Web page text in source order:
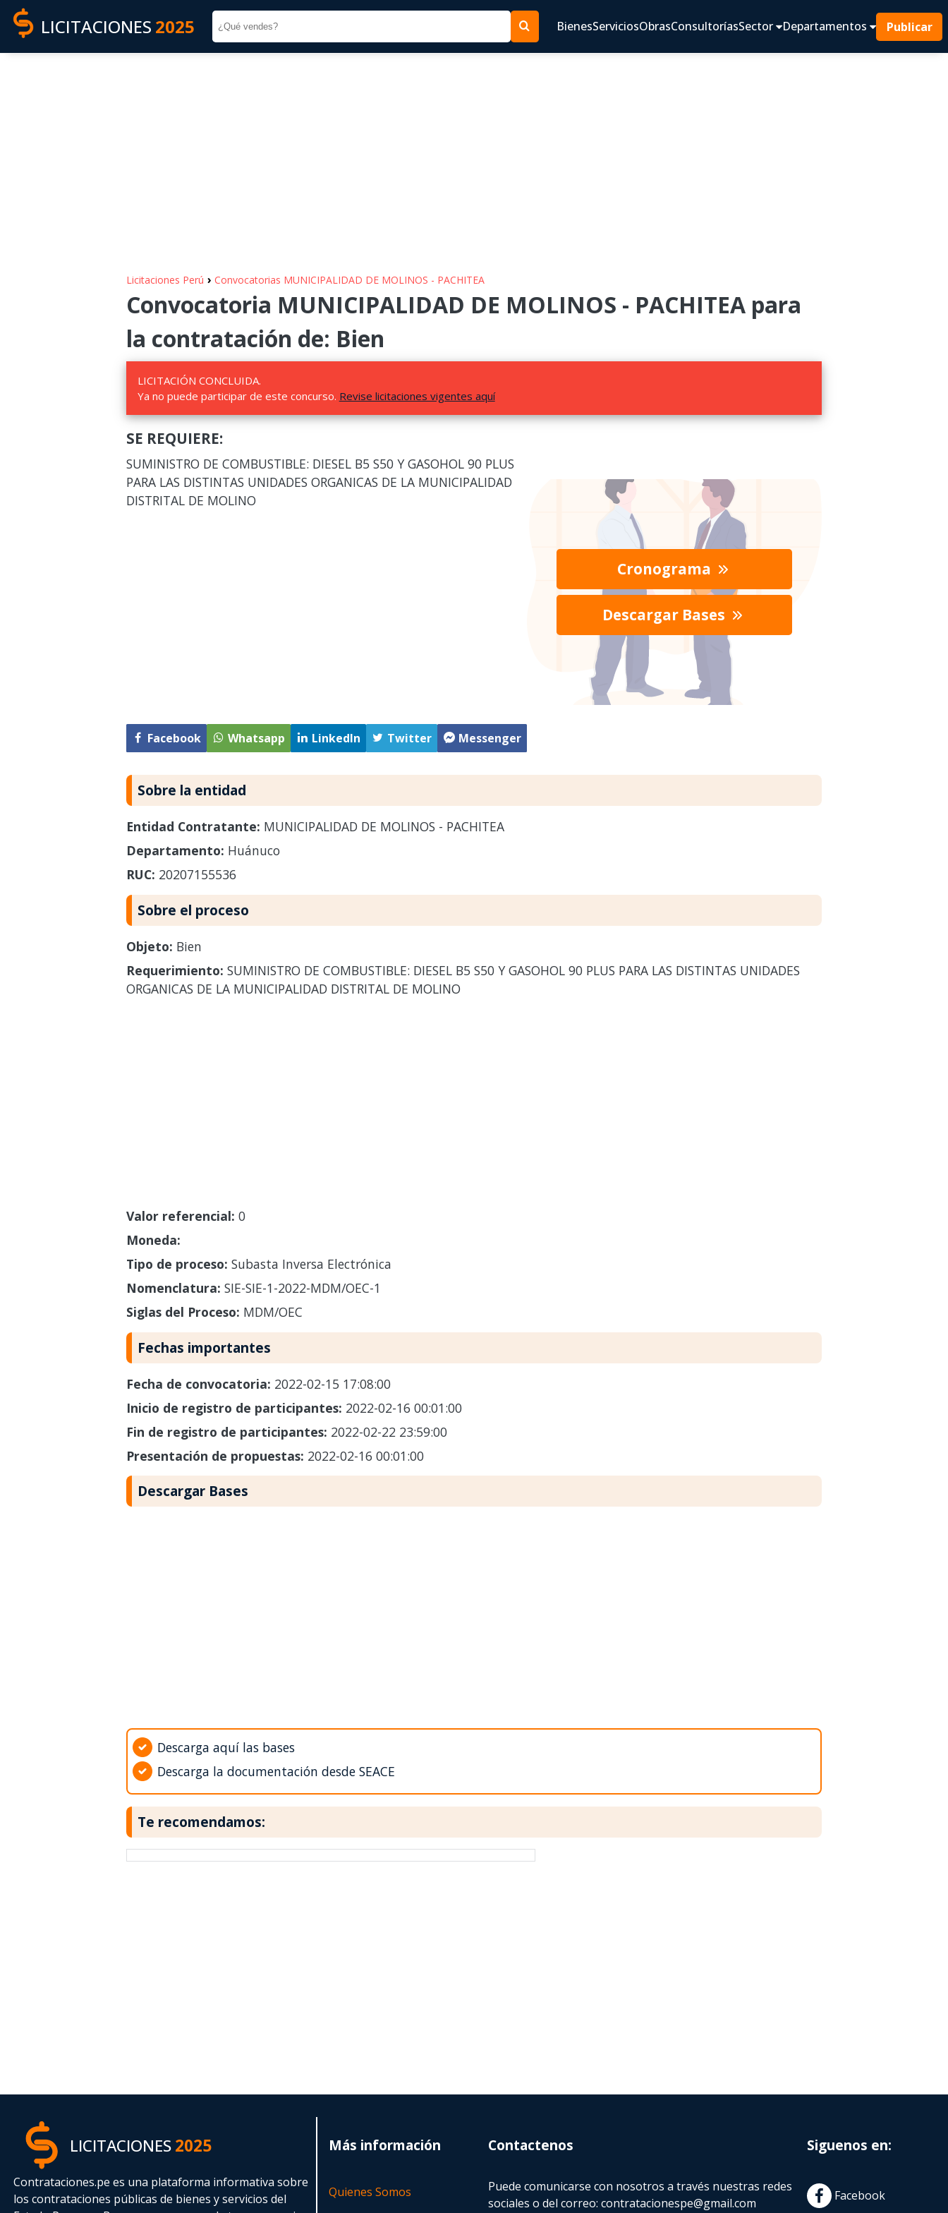
LICITACIONES 2025 BienesServiciosObrasConsultoríasSector Departamentos Publicar
Licitaciones Perú › Convocatorias MUNICIPALIDAD DE MOLINOS - PACHITEA
Convocatoria MUNICIPALIDAD DE MOLINOS - PACHITEA para
la contratación de: Bien
LICITACIÓN CONCLUIDA.
Ya no puede participar de este concurso. Revise licitaciones vigentes aquí
SE REQUIERE:
SUMINISTRO DE COMBUSTIBLE: DIESEL B5 S50 Y GASOHOL 90 PLUS
PARA LAS DISTINTAS UNIDADES ORGANICAS DE LA MUNICIPALIDAD
DISTRITAL DE MOLINO
Facebook Whatsapp LinkedIn Twitter Messenger
Cronograma
Descargar Bases
Sobre la entidad
Entidad Contratante: MUNICIPALIDAD DE MOLINOS - PACHITEA
Departamento: Huánuco
RUC: 20207155536
Sobre el proceso
Objeto: Bien
Requerimiento: SUMINISTRO DE COMBUSTIBLE: DIESEL B5 S50 Y GASOHOL 90 PLUS PARA LAS DISTINTAS UNIDADES
ORGANICAS DE LA MUNICIPALIDAD DISTRITAL DE MOLINO
Valor referencial: 0
Moneda:
Tipo de proceso: Subasta Inversa Electrónica
Nomenclatura: SIE-SIE-1-2022-MDM/OEC-1
Siglas del Proceso: MDM/OEC
Fechas importantes
Fecha de convocatoria: 2022-02-15 17:08:00
Inicio de registro de participantes: 2022-02-16 00:01:00
Fin de registro de participantes: 2022-02-22 23:59:00
Presentación de propuestas: 2022-02-16 00:01:00
Descargar Bases
Descarga aquí las bases
Descarga la documentación desde SEACE
Te recomendamos:
LICITACIONES2025
Contrataciones.pe es una plataforma informativa sobre
los contrataciones públicas de bienes y servicios del
Más información
Quienes Somos
Contactenos
Puede comunicarse con nosotros a través nuestras redes
sociales o del correo:contratacionespe@gmail.com
Siguenos en:
Facebook